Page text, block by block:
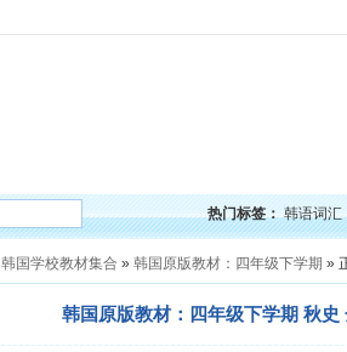
热门标签： 韩语词汇
韩国学校教材集合 » 韩国原版教材：四年级下学期 »
韩国原版教材：四年级下学期 秋史